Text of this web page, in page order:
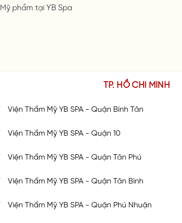
Mỹ phẩm tại YB Spa
TP. HỒ CHÍ MINH
Viện Thẩm Mỹ YB SPA - Quận Bình Tân
Viện Thẩm Mỹ YB SPA - Quận 10
Viện Thẩm Mỹ YB SPA - Quận Tân Phú
Viện Thẩm Mỹ YB SPA - Quận Tân Bình
Viện Thẩm Mỹ YB SPA - Quận Phú Nhuận